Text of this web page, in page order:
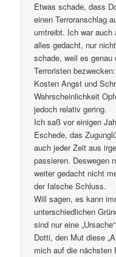
Etwas schade, dass
einen Terroranschlag
umtreibt. Ich war auch
alles gedacht, nur
schade, weil es
Terroristen
Kosten Angst und
Wahrscheinlichkeit
jedoch relativ gering.
Ich saß vor einigen
Eschede, das
auch jeder Zeit aus
passieren. Deswegen
weiter gedacht nicht
der falsche Schluss.
Will sagen, es kann
unterschiedlichen
sind nur eine
Dotti, den Mut diese
mich auf die nächsten